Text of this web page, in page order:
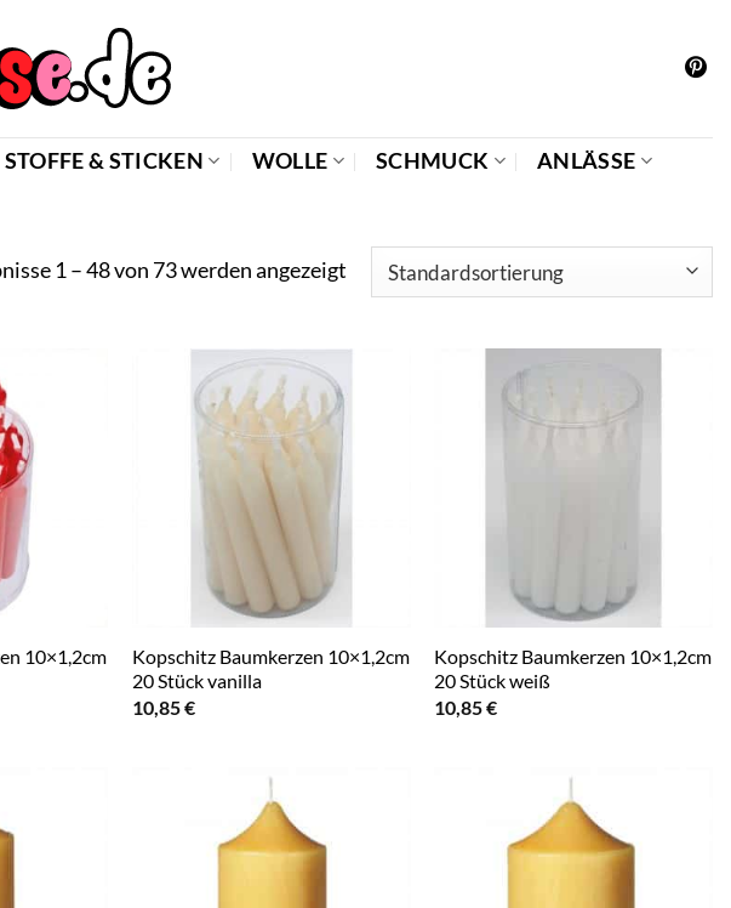
STOFFE & STICKEN WOLLE SCHMUCK
ANLÄSSE
1 – 48 von 73 werden angezeigt
10×1,2cm
Kopschitz Baumkerzen 10×1,2cm
20 Stück vanilla
10,85€
Kopschitz Baumkerzen 10×1,2cm
20 Stück weiß
10,85€